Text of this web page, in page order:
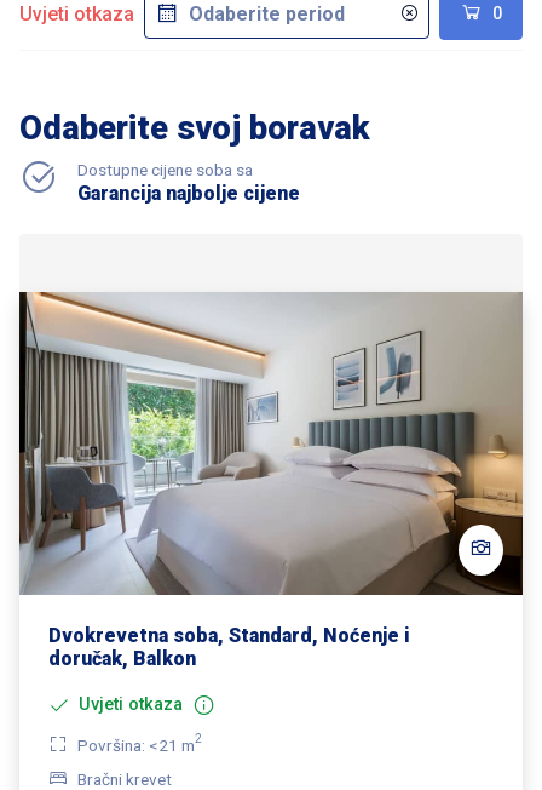
Uvjeti otkaza 0
Odaberite svoj boravak
Dostupne cijene soba sa
Garancija najbolje cijene
Dvokrevetna soba, Standard, Noćenje i
doručak, Balkon
Uvjeti otkaza
Površina: <21 m2
Bračni krevet